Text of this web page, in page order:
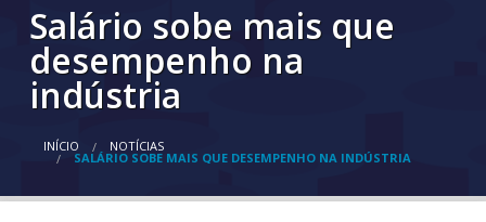
Salário sobe mais que
desempenho na
indústria
INÍCIO NOTÍCIAS
SALÁRIO SOBE MAIS QUE DESEMPENHO NA INDÚSTRIA